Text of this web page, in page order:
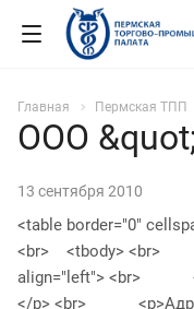
Главная Пермская ТПП
ООО
13 сентября 2010
<table border="0"
<br> <tbody> <br>
align="left"> <br> <p
</p> <br>